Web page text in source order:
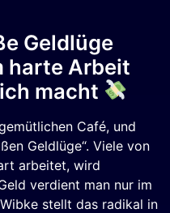
Geldlüge
harte Arbeit
macht
Café, und
Geldlüge“. Viele von
arbeitet, wird
verdient man nur im
stellt das radikal in